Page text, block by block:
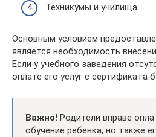
Техникумы и училища.
Основным условием
является необходимость
Если у учебного заведения
оплате его услуг с сертификата
Важно! Родители вправе
обучение ребенка, но также